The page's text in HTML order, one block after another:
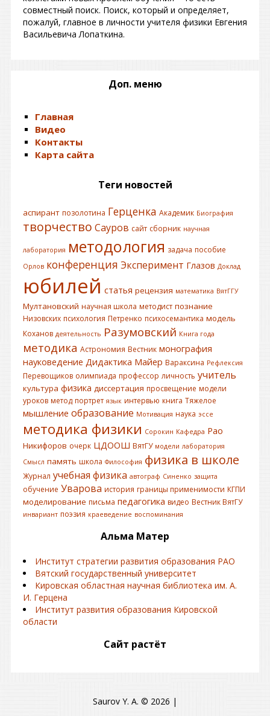
совместный поиск. Поиск, который и определяет,
пожалуй, главное в личности учителя физики Евгения
Васильевича Лопаткина.
Доп. меню
Главная
Видео
Контакты
Карта сайта
Теги новостей
аспирант позолотина Герценка Академик Биография
творчество Сауров сайт сборник научная
лаборатория методология задача пособие
Орлов конференция Эксперимент Глазов Доклад
юбилей статья рецензия математика ВятГГУ
Мултановский научная школа методист познание
Низовских психология Петренко психосемантика модель
Коханов деятельность Разумовский Книга года
методика Астрономия Вестник монография
науковедение Дидактика Майер Вараксина Рефлексия
Перевощиков олимпиада профессор личность учитель
культура физика диссертация просвещение модели
уроков метод портрет язык интервью книга Тяжелое
мышление образование Мотивация наука эссе
методика физики Сорокин Кафедра Рао
Никифоров очерк ЦДООШ ВятГУ модели лаборатория
Смысл память школа Философия физика в школе
Журнал учебная физика автограф Синенко защита
обучение Уварова история границы применимости КГПИ
моделирование письма педагогика видео Вестник ВятГУ
инвариант поэзия краеведение воспоминания
Альма Матер
Институт стратегии развития образования РАО
Вятский государственный университет
Кировская областная научная библиотека им. А.
И. Герцена
Институт развития образования Кировской
области
Сайт растёт
Saurov Y. A. © 2026 |